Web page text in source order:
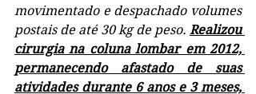
movimentado e despachado volumes
postais de até 30 kg de peso. Realizou
cirurgia na coluna lombar em 2012,
permanecendo afastado de suas
atividades durante 6 anos e 3 meses,